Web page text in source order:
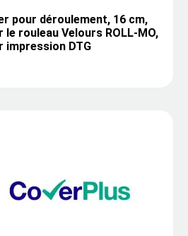
pour déroulement, 16 cm,
le rouleau Velours ROLL-MO,
impression DTG